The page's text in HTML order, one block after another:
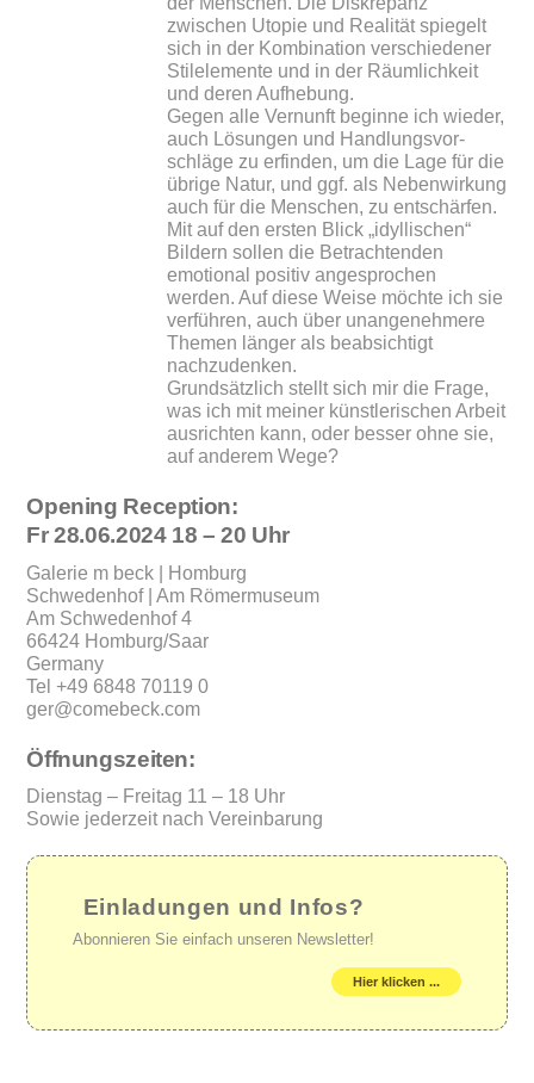
zwischen Utopie und Realität spiegelt
sich in der Kombination verschiedener
Stilelemente und in der Räumlichkeit
und deren Aufhebung.
Gegen alle Vernunft beginne ich wieder,
auch Lösungen und Handlungsvor­
schläge zu erfinden, um die Lage für die
übrige Natur, und ggf. als Nebenwirkung
auch für die Menschen, zu entschärfen.
Mit auf den ersten Blick „idyllischen“
Bildern sollen die Betrachtenden
emotional positiv angesprochen
werden. Auf diese Weise möchte ich sie
verführen, auch über unangenehmere
Themen länger als beabsichtigt
nachzudenken.
Grundsätzlich stellt sich mir die Frage,
was ich mit meiner künstlerischen Arbeit
ausrichten kann, oder besser ohne sie,
auf anderem Wege?
Opening Reception:
Fr 28.06.2024 18 – 20 Uhr
Galerie m beck | Homburg
Schwedenhof | Am Römermuseum
Am Schwedenhof 4
66424 Homburg/Saar
Germany
Tel +49 6848 70119 0
ger@comebeck.com
Öffnungszeiten:
Dienstag – Freitag 11 – 18 Uhr
Sowie jederzeit nach Vereinbarung
Einladungen und Infos?
Abonnieren Sie einfach unseren Newsletter!
Hier klicken ...